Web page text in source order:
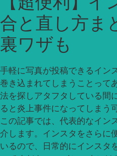
合と直し方ま
裏ワザも
手軽に写真が投稿できるイン
巻き込まれてしまうことって
法を探しアタフタしている間
ると炎上事件になってしまう
この記事では、代表的なイン
介します。インスタをさらに
いるので、日常的にインスタ